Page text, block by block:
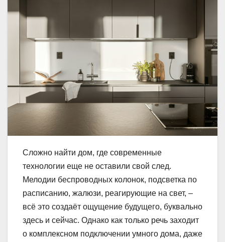
Сложно найти дом, где современные
технологии еще не оставили свой след.
Мелодии беспроводных колонок, подсветка по
расписанию, жалюзи, реагирующие на свет, –
всё это создаёт ощущение будущего, буквально
здесь и сейчас. Однако как только речь заходит
о комплексном подключении умного дома, даже